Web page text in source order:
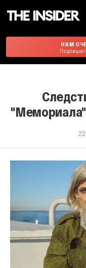
НАМ